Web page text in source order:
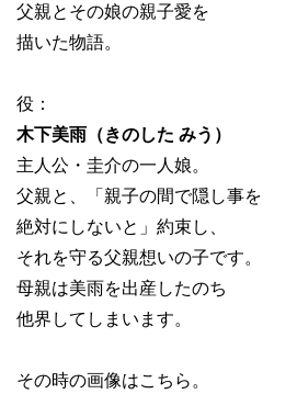
父親とその娘の親子愛を
描いた物語。
役：
木下美雨（きのした みう）
主人公・圭介の一人娘。
父親と、「親子の間で隠し事を
絶対にしないと」約束し、
それを守る父親想いの子です。
母親は美雨を出産したのち
他界してしまいます。
その時の画像はこちら。